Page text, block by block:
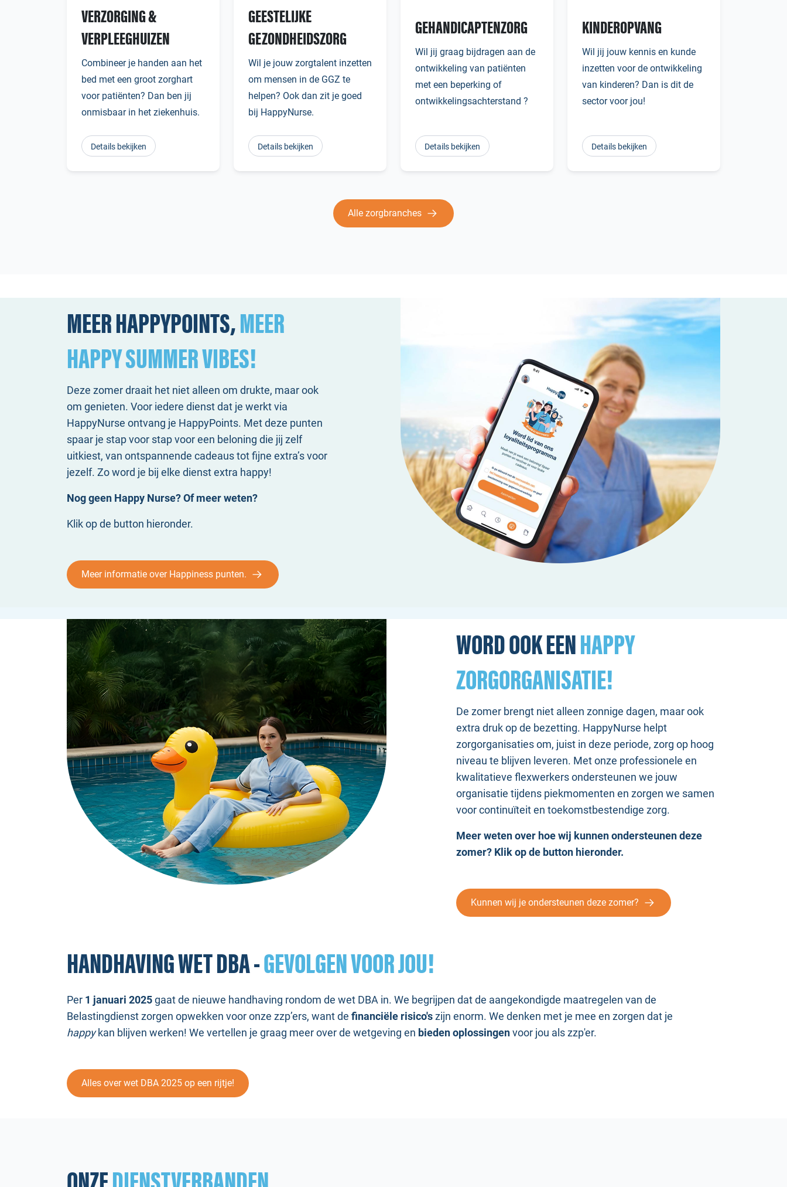
VERZORGING &
VERPLEEGHUIZEN
Combineer je handen aan het
bed met een groot zorghart
voor patiënten? Dan ben jij
onmisbaar in het ziekenhuis.
Details bekijken
GEESTELIJKE
GEZONDHEIDSZORG
Wil je jouw zorgtalent inzetten
om mensen in de GGZ te
helpen? Ook dan zit je goed
bij HappyNurse.
Details bekijken
GEHANDICAPTENZORG
Wil jij graag bijdragen aan de
ontwikkeling van patiënten
met een beperking of
ontwikkelingsachterstand ?
Details bekijken
KINDEROPVANG
Wil jij jouw kennis en kunde
inzetten voor de ontwikkeling
van kinderen? Dan is dit de
sector voor jou!
Details bekijken
Alle zorgbranches
MEER HAPPYPOINTS,MEER
HAPPY SUMMER VIBES!
Deze zomer draait het niet alleen om drukte, maar ook
om genieten. Voor iedere dienst dat je werkt via
HappyNurse ontvang je HappyPoints. Met deze punten
spaar je stap voor stap voor een beloning die jij zelf
uitkiest, van ontspannende cadeaus tot fijne extra’s voor
jezelf. Zo word je bij elke dienst extra happy!
Nog geen Happy Nurse? Of meer weten?
Klik op de button hieronder.
Meer informatie over Happiness punten.
WORD OOK EENHAPPY
ZORGORGANISATIE!
De zomer brengt niet alleen zonnige dagen, maar ook
extra druk op de bezetting. HappyNurse helpt
zorgorganisaties om, juist in deze periode, zorg op hoog
niveau te blijven leveren. Met onze professionele en
kwalitatieve flexwerkers ondersteunen we jouw
organisatie tijdens piekmomenten en zorgen we samen
voor continuïteit en toekomstbestendige zorg.
Meer weten over hoe wij kunnen ondersteunen deze
zomer? Klik op de button hieronder.
Kunnen wij je ondersteunen deze zomer?
HANDHAVING WET DBA -GEVOLGEN VOOR JOU!
Per 1 januari 2025gaat de nieuwe handhaving rondom de wet DBA in. We begrijpen dat de aangekondigde maatregelen van de
Belastingdienst zorgen opwekken voor onze zzp’ers, want de financiële risico'szijn enorm. We denken met je mee en zorgen dat je
happykan blijven werken! We vertellen je graag meer over de wetgeving en bieden oplossingenvoor jou als zzp'er.
Alles over wet DBA 2025 op een rijtje!